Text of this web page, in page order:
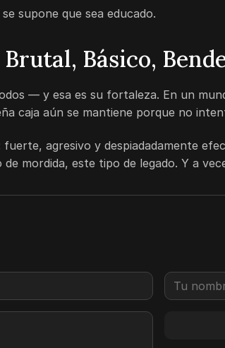
supone que sea educado.
Básico,
— y esa es su fortaleza. En un
caja aún se mantiene porque no
fuerte, agresivo y despiadadamente
mordida, este tipo de legado. Y a